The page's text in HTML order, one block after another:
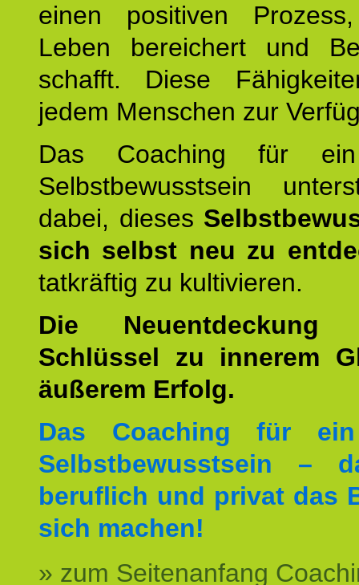
einen positiven
Leben bereichert und
schafft. Diese
jedem Menschen zur
Das Coaching für
Selbstbewusstsein
dabei, dieses
sich selbst neu zu
tatkräftig zu kultivieren.
Die
Schlüssel zu innerem
äußerem Erfolg.
Das Coaching für
Selbstbewusstsein –
beruflich und privat das
sich machen!
» zum Seitenanfang